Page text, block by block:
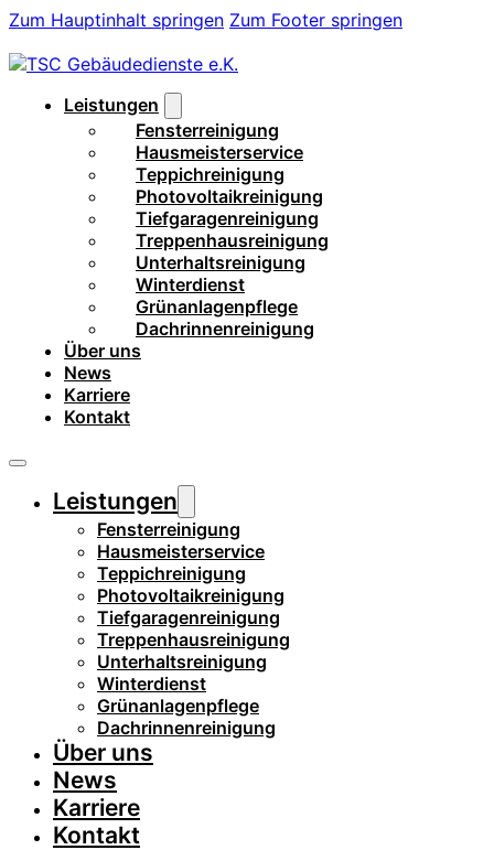
Zum Hauptinhalt springen Zum Footer springen
Leistungen
Fensterreinigung
Hausmeisterservice
Teppichreinigung
Photovoltaikreinigung
Tiefgaragenreinigung
Treppenhausreinigung
Unterhaltsreinigung
Winterdienst
Grünanlagenpflege
Dachrinnenreinigung
Über uns
News
Karriere
Kontakt
Leistungen
Fensterreinigung
Hausmeisterservice
Teppichreinigung
Photovoltaikreinigung
Tiefgaragenreinigung
Treppenhausreinigung
Unterhaltsreinigung
Winterdienst
Grünanlagenpflege
Dachrinnenreinigung
Über uns
News
Karriere
Kontakt